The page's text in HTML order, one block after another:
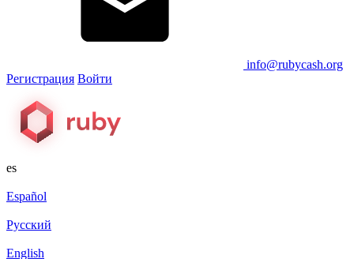
info@rubycash.org
Регистрация Войти
es
Español
Русский
English